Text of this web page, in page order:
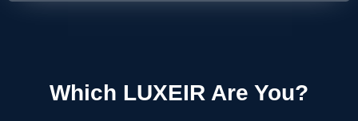
Which LUXEIR Are You?